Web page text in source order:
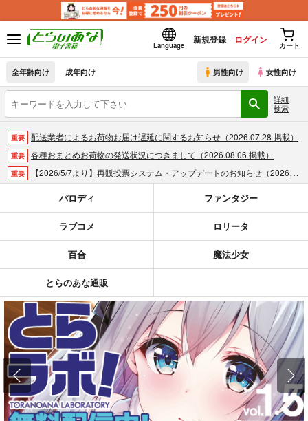
Language
新規登録 ログイン
カート
全年齢向け 成年向け 男性向け 女性向け
詳細
検索
重要 配送業者によるお荷物お届け遅延に関するお知らせ（2026.07.28 掲載）
重要 各種おまとめお荷物の発送状況につきまして（2026.08.06 掲載）
重要 【2026/5/7より】再販投票システム・アップデートのお知らせ（2026.05.07 掲載）
「とらのあな×駿河屋日本橋乙女同人誌館」通販店頭受取サービス開始のお知らせ（2026.01.05 更新｜2025.12.30 掲載）
重要 【2025/12/1より】「通販ポイント⇒とらコイン変換キャンペーン」終了のお知らせ（2025.11.21 掲載）
個人情報保護方針の改定について（2025.09.19 更新｜2025.08.01 掲載）
ポイント付与・管理体制改定のお知らせ（2024.11.20 掲載）
全てのお知らせを見る
パロディ ファンタジー
ラブコメ ロリータ
百合 魔法少女
とらのあな通販